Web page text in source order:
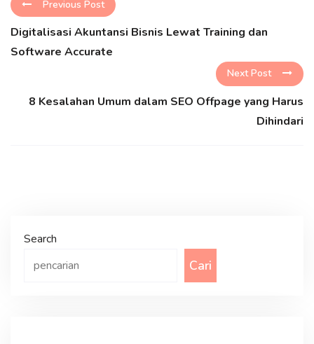
Previous Post
Digitalisasi Akuntansi Bisnis Lewat Training dan
Software Accurate
Next Post
8 Kesalahan Umum dalam SEO Offpage yang Harus
Dihindari
Search
Cari